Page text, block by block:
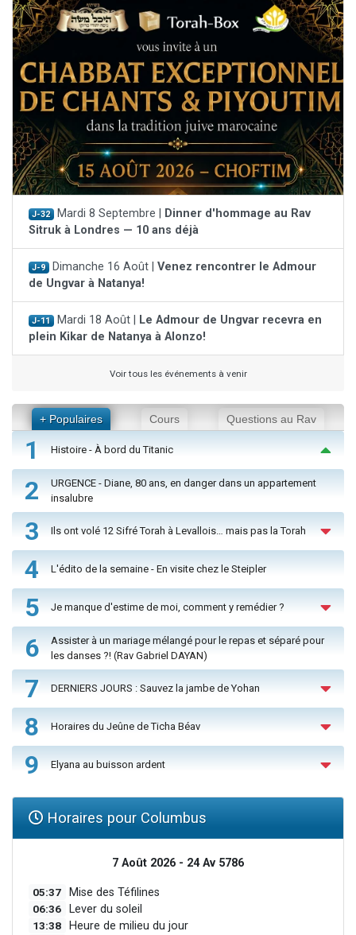
J-32 Mardi 8 Septembre |
Dinner d'hommage au Rav
Sitruk à Londres — 10 ans déjà
J-9 Dimanche 16 Août | Venez rencontrer le Admour
de Ungvar à Natanya!
J-11 Mardi 18 Août |
Le Admour de Ungvar recevra en
plein Kikar de Natanya à Alonzo!
Voir tous les événements à venir
+ Populaires Cours Questions au Rav
1 Histoire - À bord du Titanic
2
URGENCE - Diane, 80 ans, en danger dans un appartement
insalubre
3 Ils ont volé 12 Sifré Torah à Levallois… mais pas la Torah
4 L'édito de la semaine - En visite chez le Steipler
5 Je manque d'estime de moi, comment y remédier ?
6
Assister à un mariage mélangé pour le repas et séparé pour
les danses ?! (Rav Gabriel DAYAN)
7 DERNIERS JOURS : Sauvez la jambe de Yohan
8 Horaires du Jeûne de Ticha Béav
9 Elyana au buisson ardent
Horaires pour Columbus
7 Août 2026 - 24 Av 5786
05:37 Mise des Téfilines
06:36 Lever du soleil
13:38 Heure de milieu du jour